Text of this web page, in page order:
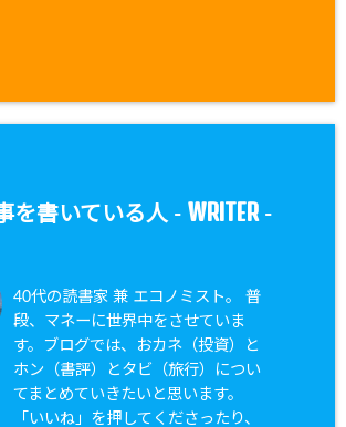
を書いている人 - WRITER-
40代の読書家 兼 エコノミスト。 普
段、マネーに世界中をさせていま
す。ブログでは、おカネ（投資）と
ホン（書評）とタビ（旅行）につい
てまとめていきたいと思います。
「いいね」を押してくださったり、